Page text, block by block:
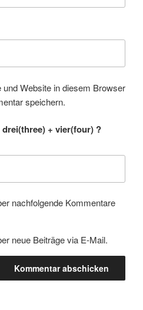
Website in diesem Browser
speichern.
+ vier(four) ?
nachfolgende Kommentare
neue Beiträge via E-Mail.